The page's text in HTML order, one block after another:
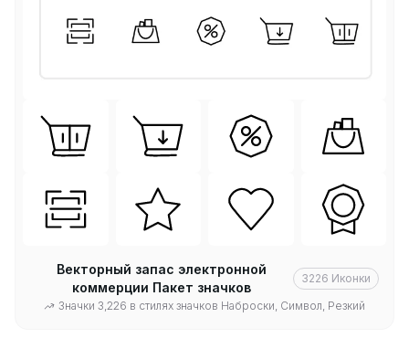
Векторный запас электронной
коммерции Пакет значков
3226 Иконки
Значки 3,226 в стилях значков Наброски, Символ, Резкий